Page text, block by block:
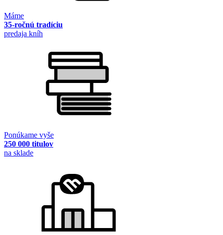
Máme
35-ročnú tradíciu
predaja kníh
Ponúkame vyše
250 000 titulov
na sklade